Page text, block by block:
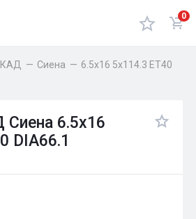
0
— Сиена — 6.5x16 5x114.3 ET40
6.5x16
DIA66.1